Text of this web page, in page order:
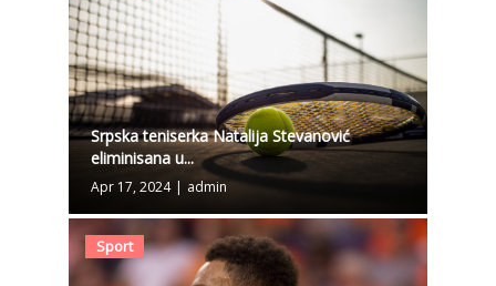
Srpska teniserka Natalija Stevanović
eliminisana u...
Apr 17, 2024 | admin
Sport